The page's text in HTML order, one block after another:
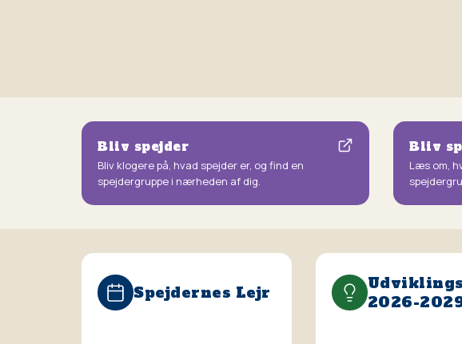
Bliv spejder
Bliv klogere på, hvad spejder er, og find en
spejdergruppe i nærheden af dig.
Bliv
Læs om,
Spejdernes Lejr
2026-